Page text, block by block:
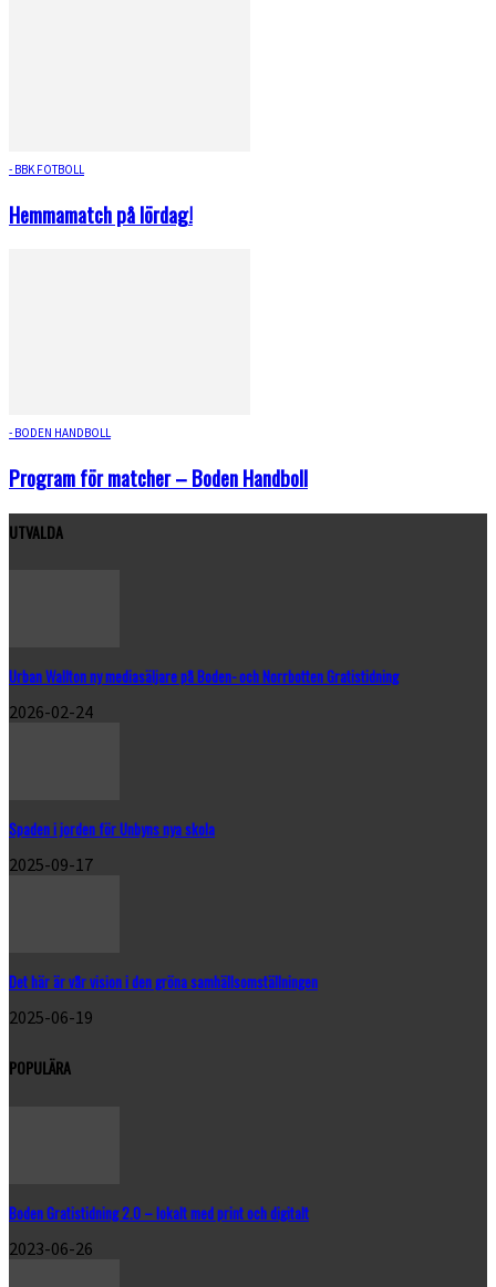
- BBK FOTBOLL
Hemmamatch på lördag!
- BODEN HANDBOLL
Program för matcher – Boden Handboll
UTVALDA
Urban Wallton ny mediasäljare på Boden- och Norrbotten Gratistidning
2026-02-24
Spaden i jorden för Unbyns nya skola
2025-09-17
Det här är vår vision i den gröna samhällsomställningen
2025-06-19
POPULÄRA
Boden Gratistidning 2.0 – lokalt med print och digitalt
2023-06-26